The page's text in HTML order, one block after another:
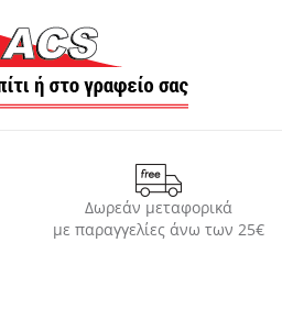
Δωρεάν μεταφορικά
με παραγγελίες άνω των 25€